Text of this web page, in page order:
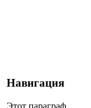
Навигация
Этот параграф